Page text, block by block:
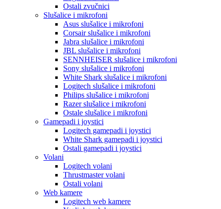
Ostali zvučnici
Slušalice i mikrofoni
Asus slušalice i mikrofoni
Corsair slušalice i mikrofoni
Jabra slušalice i mikrofoni
JBL slušalice i mikrofoni
SENNHEISER slušalice i mikrofoni
Sony slušalice i mikrofoni
White Shark slušalice i mikrofoni
Logitech slušalice i mikrofoni
Philips slušalice i mikrofoni
Razer slušalice i mikrofoni
Ostale slušalice i mikrofoni
Gamepadi i joystici
Logitech gamepadi i joystici
White Shark gamepadi i joystici
Ostali gamepadi i joystici
Volani
Logitech volani
Thrustmaster volani
Ostali volani
Web kamere
Logitech web kamere